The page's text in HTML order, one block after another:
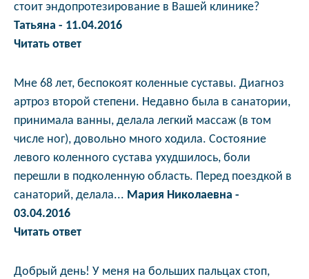
стоит эндопротезирование в Вашей клинике?
Татьяна - 11.04.2016
Читать ответ
Мне 68 лет, беспокоят коленные суставы. Диагноз
артроз второй степени. Недавно была в санатории,
принимала ванны, делала легкий массаж (в том
числе ног), довольно много ходила. Состояние
левого коленного сустава ухудшилось, боли
перешли в подколенную область. Перед поездкой в
санаторий, делала... Мария Николаевна -
03.04.2016
Читать ответ
Добрый день! У меня на больших пальцах стоп,